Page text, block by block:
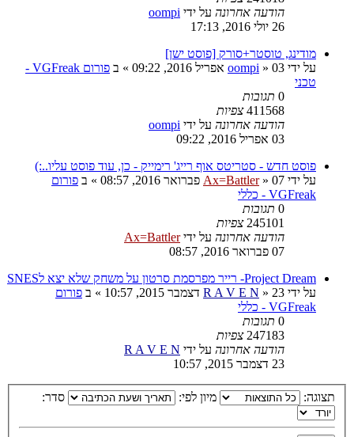
הודעה אחרונה על ידי oompi
26 יולי 2016, 17:13
מודינג, טוסטר+סורק [פוסט ישן]
על ידי
oompi » 03 אפריל 2016, 09:22 » ב
פורום VGFreak -
טכני
0 תגובות
411568 צפיות
הודעה אחרונה על ידי oompi
03 אפריל 2016, 09:22
פוסט חדש - סטריטס אוף רייג' רימייק - כן, עוד פוסט עליו..:)
על ידי
Ax=Battler» 07 פברואר 2016, 08:57 » ב פורום
VGFreak - כללי
0 תגובות
245101 צפיות
הודעה אחרונה על ידיAx=Battler
07 פברואר 2016, 08:57
Project Dream- רייר מפרסמת סרטון על משחק שלא יצא לSNES
על ידי
R A V E N » 23 דצמבר 2015, 10:57 » ב פורום
VGFreak - כללי
0 תגובות
247183 צפיות
הודעה אחרונה על ידי R A V E N
23 דצמבר 2015, 10:57
תצוגה: מיון לפי: סדר: